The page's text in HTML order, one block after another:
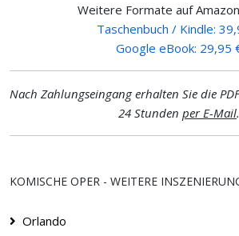
Weitere Formate auf
Taschenbuch / Kindle:
Google eBook: 29,95
Nach Zahlungseingang erhalten Sie die
24 Stunden per E-Mail.
KOMISCHE OPER - WEITERE
Orlando